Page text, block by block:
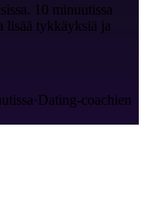
10 minuutissa
lisää tykkäyksiä ja
·Dating-coachien